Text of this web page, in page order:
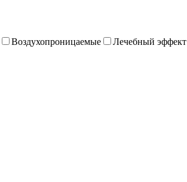
Воздухопроницаемые Лечебный эффект